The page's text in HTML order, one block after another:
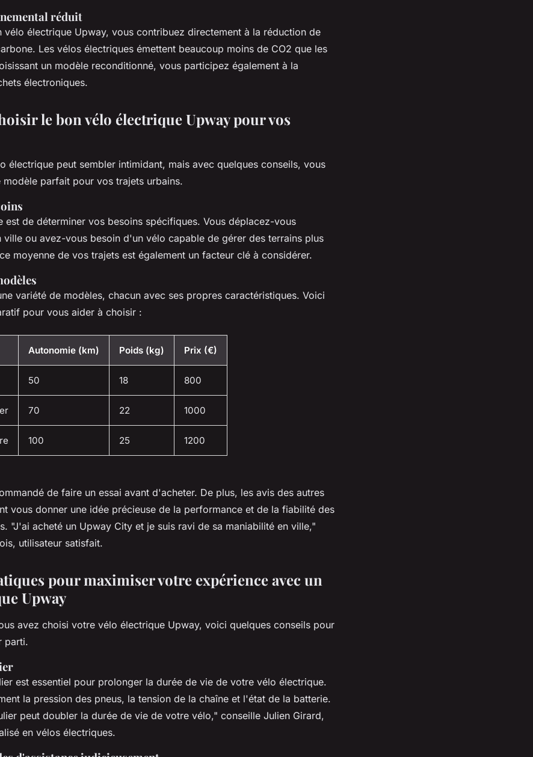
réduit
vélo électrique Upway, vous contribuez directement à la réduction de
Les vélos électriques émettent beaucoup moins de CO2 que les
un modèle reconditionné, vous participez également à la
électroniques.
le bon vélo électrique Upway pour vos
électrique peut sembler intimidant, mais avec quelques conseils, vous
parfait pour vos trajets urbains.
est de déterminer vos besoins spécifiques. Vous déplacez-vous
ville ou avez-vous besoin d'un vélo capable de gérer des terrains plus
moyenne de vos trajets est également un facteur clé à considérer.
variété de modèles, chacun avec ses propres caractéristiques. Voici
pour vous aider à choisir :
Autonomie (km) Poids (kg) Prix (€)
50 18 800
70 22 1000
100 25 1200
de faire un essai avant d'acheter. De plus, les avis des autres
vous donner une idée précieuse de la performance et de la fiabilité des
"J'ai acheté un Upway City et je suis ravi de sa maniabilité en ville,"
utilisateur satisfait.
pour maximiser votre expérience avec un
Upway
avez choisi votre vélo électrique Upway, voici quelques conseils pour
parti.
est essentiel pour prolonger la durée de vie de votre vélo électrique.
la pression des pneus, la tension de la chaîne et l'état de la batterie.
peut doubler la durée de vie de votre vélo," conseille Julien Girard,
en vélos électriques.